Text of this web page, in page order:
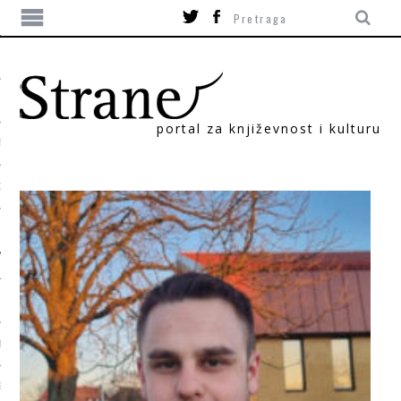
portal za književnost i kulturu